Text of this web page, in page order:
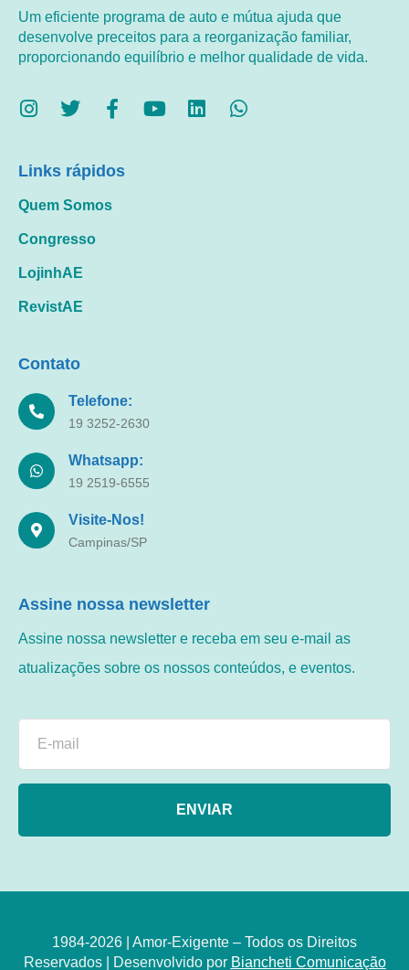
Um eficiente programa de auto e mútua ajuda que
desenvolve preceitos para a reorganização familiar,
proporcionando equilíbrio e melhor qualidade de vida.
Links rápidos
Quem Somos
Congresso
LojinhAE
RevistAE
Contato
Telefone:
19 3252-2630
Whatsapp:
19 2519-6555
Visite-Nos!
Campinas/SP
Assine nossa newsletter
Assine nossa newsletter e receba em seu e-mail as
atualizações sobre os nossos conteúdos, e eventos.
ENVIAR
1984-2026 | Amor-Exigente – Todos os Direitos
Reservados | Desenvolvido por Biancheti Comunicação